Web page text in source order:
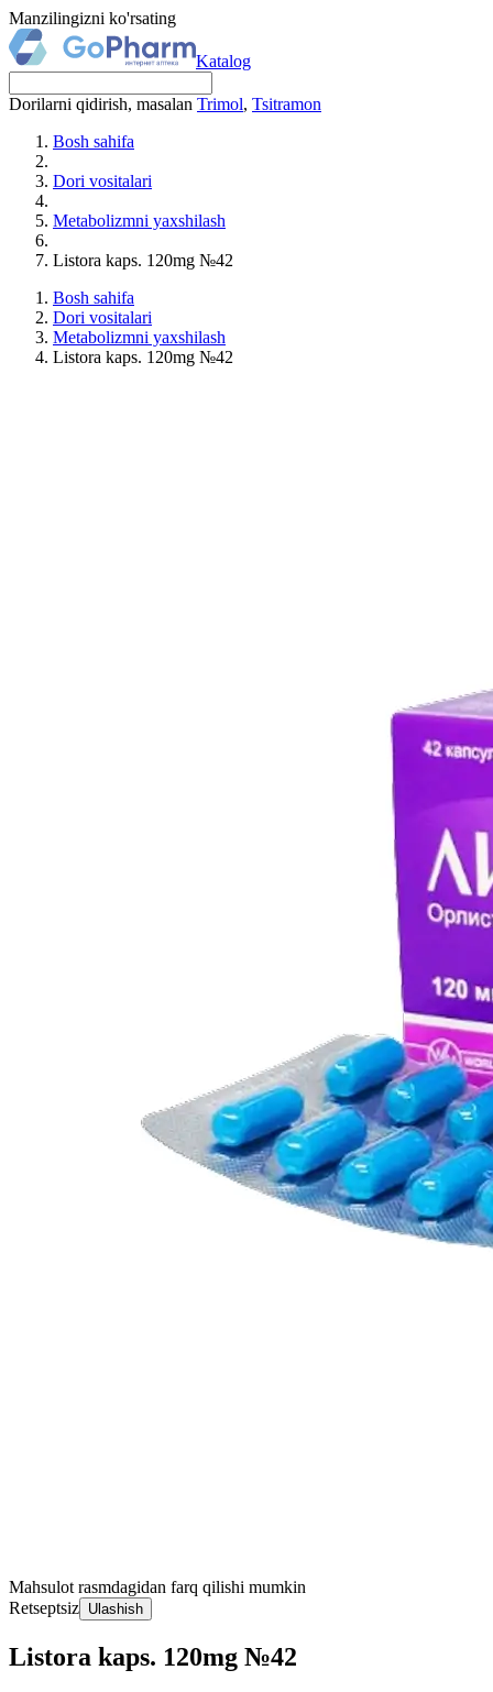
Manzilingizni ko'rsating
Katalog
Dorilarni qidirish, masalan Trimol, Tsitramon
Bosh sahifa
Dori vositalari
Metabolizmni yaxshilash
Listora kaps. 120mg №42
Bosh sahifa
Dori vositalari
Metabolizmni yaxshilash
Listora kaps. 120mg №42
Mahsulot rasmdagidan farq qilishi mumkin
Retseptsiz Ulashish
Listora kaps. 120mg №42